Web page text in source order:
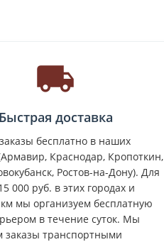
Быстрая доставка
бесплатно в наших
Краснодар, Кропоткин,
Ростов-на-Дону). Для
000 руб. в этих городах и
мы организуем бесплатную
в течение суток. Мы
заказы транспортными